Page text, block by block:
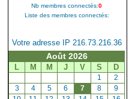
Nb membres connectés:0
Liste des membres connectés:
Votre adresse IP 216.73.216.36
Août 2026
L M M J V S D
[1 [2
[3] [4] [5] [6 [7 [8 [9